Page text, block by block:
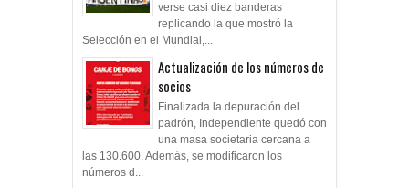
verse casi diez banderas
replicando la que mostró la
Selección en el Mundial,...
Actualización de los números de
socios
Finalizada la depuración del
padrón, Independiente quedó con
una masa societaria cercana a
las 130.600. Además, se modificaron los
números d...